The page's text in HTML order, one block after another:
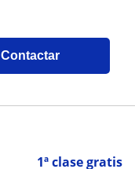
Contactar
1ª clase gratis